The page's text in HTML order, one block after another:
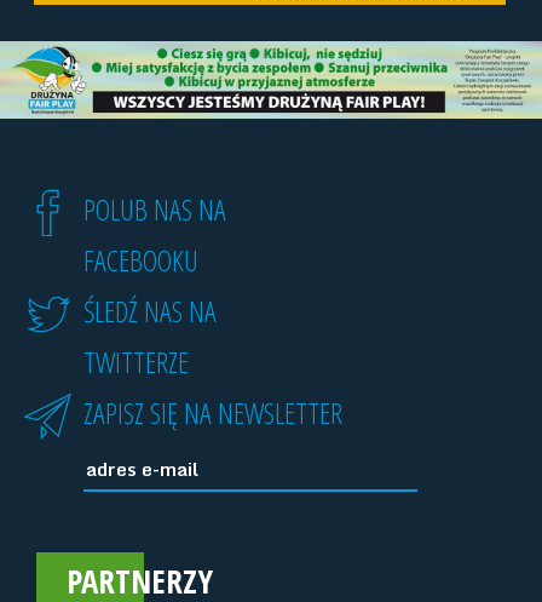
POLUB NAS NA
FACEBOOKU
ŚLEDŹ NAS NA
TWITTERZE
ZAPISZ SIĘ NA NEWSLETTER
PARTNERZY